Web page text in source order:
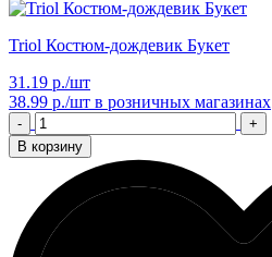
Triol Костюм-дождевик Букет
31.19 р./шт
38.99 р./шт в розничных магазинах
-
+
В корзину